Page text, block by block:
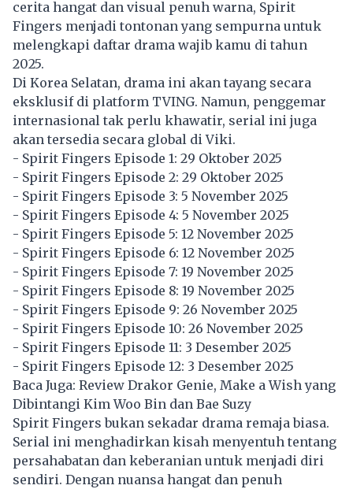
cerita hangat dan visual penuh warna, Spirit
Fingers menjadi tontonan yang sempurna untuk
melengkapi daftar drama wajib kamu di tahun
2025.
Di Korea Selatan, drama ini akan tayang secara
eksklusif di platform TVING. Namun, penggemar
internasional tak perlu khawatir, serial ini juga
akan tersedia secara global di Viki.
- Spirit Fingers Episode 1: 29 Oktober 2025
- Spirit Fingers Episode 2: 29 Oktober 2025
- Spirit Fingers Episode 3: 5 November 2025
- Spirit Fingers Episode 4: 5 November 2025
- Spirit Fingers Episode 5: 12 November 2025
- Spirit Fingers Episode 6: 12 November 2025
- Spirit Fingers Episode 7: 19 November 2025
- Spirit Fingers Episode 8: 19 November 2025
- Spirit Fingers Episode 9: 26 November 2025
- Spirit Fingers Episode 10: 26 November 2025
- Spirit Fingers Episode 11: 3 Desember 2025
- Spirit Fingers Episode 12: 3 Desember 2025
Baca Juga: Review Drakor Genie, Make a Wish yang
Dibintangi Kim Woo Bin dan Bae Suzy
Spirit Fingers bukan sekadar drama remaja biasa.
Serial ini menghadirkan kisah menyentuh tentang
persahabatan dan keberanian untuk menjadi diri
sendiri. Dengan nuansa hangat dan penuh